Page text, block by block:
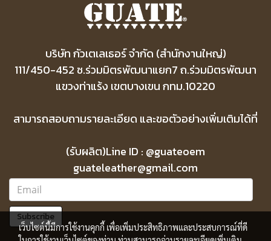
บริษัท กัวเตเลเธอร์ จำกัด (สำนักงานใหญ่)
111/450-452 ซ.ร่วมมิตรพัฒนาแยก7 ถ.ร่วมมิตรพัฒนา
แขวงท่าแร้ง เขตบางเขน กทม.10220
สามารถสอบถามรายละเอียด และขอตัวอย่างเพิ่มเติมได้ที่
(รับผลิต)Line ID : @guateoem
guateleather@gmail.com
Subscribe
เว็บไซต์นี้มีการใช้งานคุกกี้ เพื่อเพิ่มประสิทธิภาพและประสบการณ์ที่ดี